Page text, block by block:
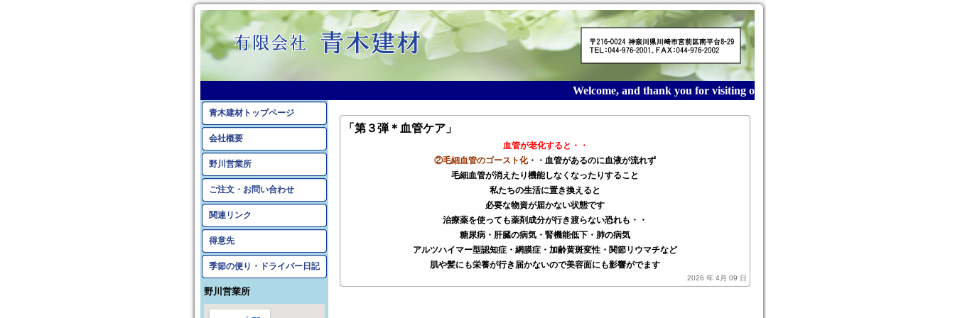
Welcome, and thank you for visiting our website! 産業廃棄物収集運搬は青木建材
青木建材トップページ
会社概要
野川営業所
ご注文・お問い合わせ
関連リンク
得意先
季節の便り・ドライバー日記
野川営業所
「第３弾＊血管ケア」
血管が老化すると・・
②毛細血管のゴースト化・・血管があるのに血液が流れず
毛細血管が消えたり機能しなくなったりすること
私たちの生活に置き換えると
必要な物資が届かない状態です
治療薬を使っても薬剤成分が行き渡らない恐れも・・
糖尿病・肝臓の病気・腎機能低下・肺の病気
アルツハイマー型認知症・網膜症・加齢黄斑変性・関節リウマチなど
肌や髪にも栄養が行き届かないので美容面にも影響がでます
2026 年 4月 09 日